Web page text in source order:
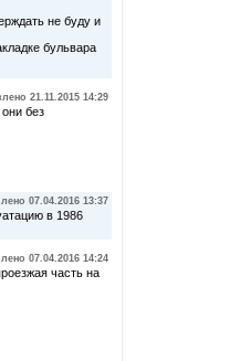
не буду и
бульвара
21.11.2015 14:29
без
07.04.2016 13:37
в 1986
07.04.2016 14:24
часть на